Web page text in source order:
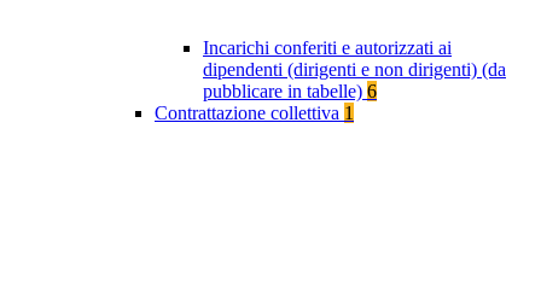
Incarichi conferiti e autorizzati ai
dipendenti (dirigenti e non dirigenti) (da
pubblicare in tabelle) 6
Contrattazione collettiva 1